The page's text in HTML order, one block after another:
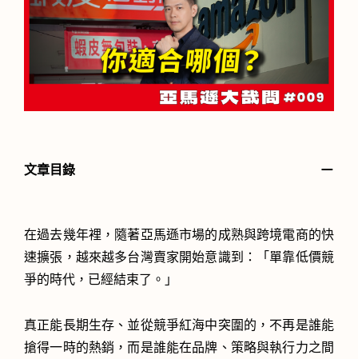
文章目錄 －
在過去幾年裡，隨著亞馬遜市場的成熟與跨境電商的快
速擴張，越來越多台灣賣家開始意識到：「單靠低價競
爭的時代，已經結束了。」
真正能長期生存、並從競爭紅海中突圍的，不再是誰能
搶得一時的熱銷，而是誰能在品牌、策略與執行力之間